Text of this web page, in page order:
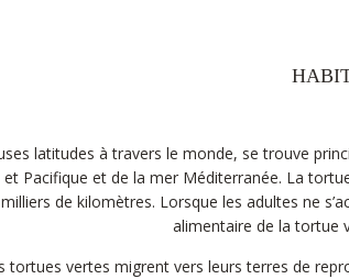
latitudes à travers le monde, se trouve
et Pacifique et de la mer Méditerranée. La
de kilomètres. Lorsque les adultes ne
alimentaire de la tortue
vertes migrent vers leurs terres de